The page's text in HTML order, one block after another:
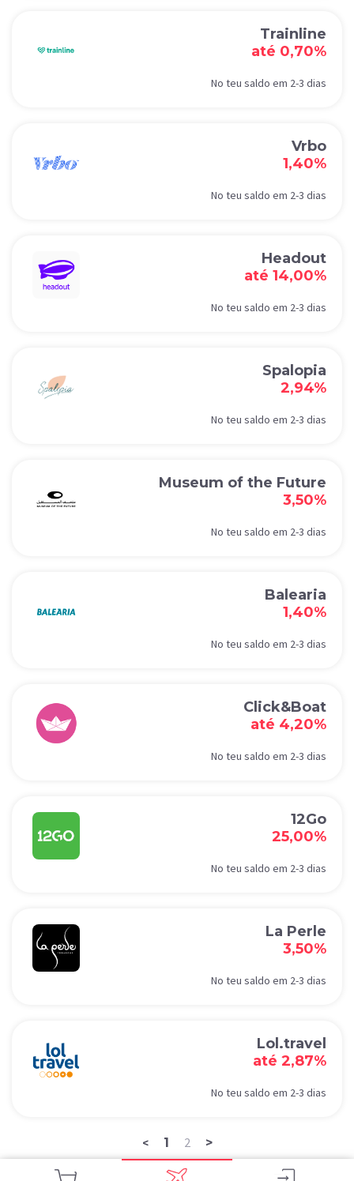
Trainline
até 0,70%
No teu saldo em 2-3 dias
Vrbo
1,40%
No teu saldo em 2-3 dias
Headout
até 14,00%
No teu saldo em 2-3 dias
Spalopia
2,94%
No teu saldo em 2-3 dias
Museum of the Future
3,50%
No teu saldo em 2-3 dias
Balearia
1,40%
No teu saldo em 2-3 dias
Click&Boat
até 4,20%
No teu saldo em 2-3 dias
12Go
25,00%
No teu saldo em 2-3 dias
La Perle
3,50%
No teu saldo em 2-3 dias
Lol.travel
até 2,87%
No teu saldo em 2-3 dias
< 1 2 >